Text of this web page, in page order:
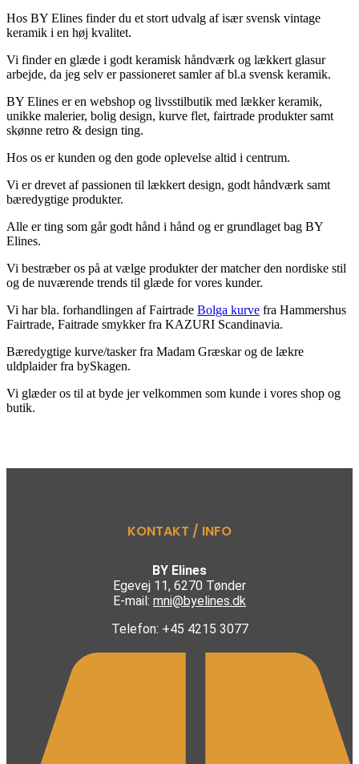
Hos BY Elines finder du et stort udvalg af især svensk vintage
keramik i en høj kvalitet.
Vi finder en glæde i godt keramisk håndværk og lækkert glasur
arbejde, da jeg selv er passioneret samler af bl.a svensk keramik.
BY Elines er en webshop og livsstilbutik med lækker keramik,
unikke malerier, bolig design, kurve flet, fairtrade produkter samt
skønne retro & design ting.
Hos os er kunden og den gode oplevelse altid i centrum.
Vi er drevet af passionen til lækkert design, godt håndværk samt
bæredygtige produkter.
Alle er ting som går godt hånd i hånd og er grundlaget bag BY
Elines.
Vi bestræber os på at vælge produkter der matcher den nordiske stil
og de nuværende trends til glæde for vores kunder.
Vi har bla. forhandlingen af Fairtrade Bolga kurve fra Hammershus
Fairtrade, Faitrade smykker fra KAZURI Scandinavia.
Bæredygtige kurve/tasker fra Madam Græskar og de lækre
uldplaider fra bySkagen.
Vi glæder os til at byde jer velkommen som kunde i vores shop og
butik.
KONTAKT / INFO
BY Elines
Egevej 11, 6270 Tønder
E-mail: mni@byelines.dk
Telefon: +45 4215 3077